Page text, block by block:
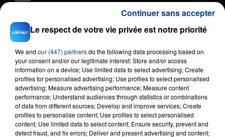
FIL D'ACTU
Le respect de votre vie privée est notre priorité
We and our (447) partnersdo the following data processing based on
your consent and/or our legitimate interest: Store and/or access
information on a device; Use limited data to select advertising; Create
profiles for personalised advertising; Use profiles to select personalised
advertising; Measure advertising performance; Measure content
performance; Understand audiences through statistics or combinations
of data from different sources; Develop and improve services; Create
profiles to personalise content; Use profiles to select personalised
content; Use limited data to select content; Ensure security, prevent and
detect fraud, and fix errors; Deliver and present advertising and content;
Continuer sans accepter